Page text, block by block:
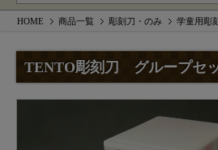
HOME 商品一覧 彫刻刀・のみ 学童用彫
TENTO彫刻刀 グループセ